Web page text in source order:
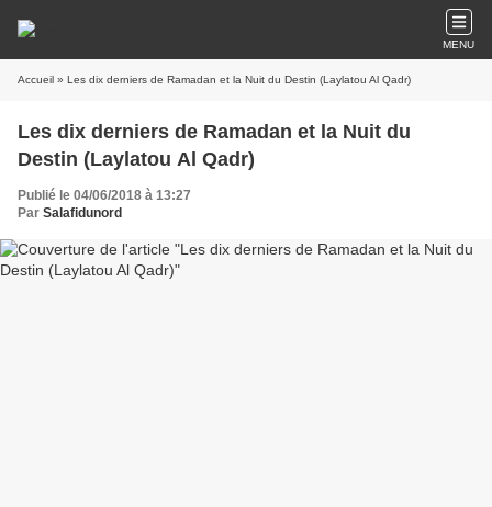
MENU
Accueil » Les dix derniers de Ramadan et la Nuit du Destin (Laylatou Al Qadr)
Les dix derniers de Ramadan et la Nuit du
Destin (Laylatou Al Qadr)
Publié le 04/06/2018 à 13:27
Par Salafidunord